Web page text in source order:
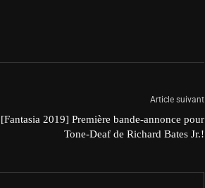
Article suivant
[Fantasia 2019] Première bande-annonce pour
Tone-Deaf de Richard Bates Jr.!